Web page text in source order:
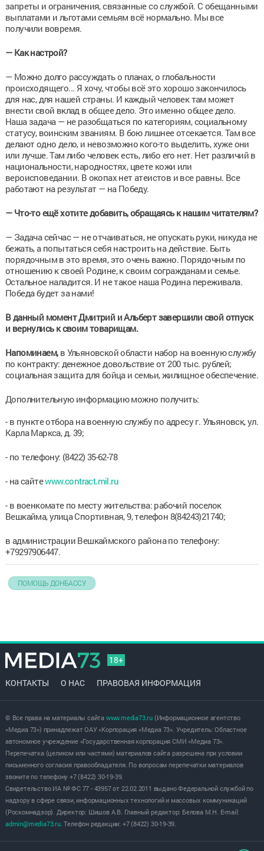
запреты и ограничения, связанные со службой. С обещанными
выплатами и льготами семьям всё нормально. Мы все
получили вовремя.
— Как настрой?
— Можно долго рассуждать о планах, о глобальности
происходящего... Я хочу, чтобы всё это хорошо закончилось
для нас, для нашей страны. И каждый человек там может
внести свой вклад в общее дело. Это именно общее дело.
Наша задача — не разобщаться по категориям, социальному
статусу, воинским званиям. В бою лишнее отсекается. Там все
делают одно дело, и невозможно кого-то выделить, хуже они
или лучше. Там либо человек есть, либо его нет. Нет различий в
национальности, народностях, цвете кожи или
вероисповедании. В окопах нет атеистов и все равны. Все
работают на результат — на Победу.
— Что-то ещё хотите добавить, обращаясь к нашим читателям?
— Задача сейчас — не отчаиваться, не опускать руки, никуда не
бежать, а попытаться себя настроить на действие. Быть
порядочным в это время, это очень важно. Порядочным по
отношению к своей Родине, к своим согражданам и семье.
Остальное наладится. И не такое наша Родина переживала.
Победа будет за нами!
В данный момент Дмитрий и Альберт завершили свой отпуск
и вернулись к своим товарищам.
Напоминаем,в Ульяновской области набор на военную службу
по контракту: денежное довольствие от 200 тыс. рублей;
социальная защита для бойца и семьи, жилищное обеспечение.
Дополнительную информацию можно получить:
- в пункте отбора на военную службу по адресу г. Ульяновск, ул.
Карла Маркса, д. 39;
- по телефону: (8422) 35-62-78
- на сайтеwww.contract.mil.ru
- в военкомате по месту жительства: рабочий поселок
Вешкайма, улица Спортивная, 9, телефон 8(84243)21740;
в администрации Вешкаймского района по телефону:
+79297906447.
ПОМОЩЬ ДОНБАССУ
18+
КОНТАКТЫ О НАС ПРАВОВАЯ ИНФОРМАЦИЯ
© Все права на материалы сайта www.media73.ru(Информационное агентство
«Медиа 73») принадлежат ОАУ «Корпорация «Медиа 73». Учредитель: Областное
автономное учреждение «Государственная корпорация СМИ «Медиа 73».
Перепечатка (целиком или частями) материалов сайта разрешена при условии
письменного согласия правообладателя. По вопросам перепечатки материалов
звоните по телефону +7 (8422) 30-19-39.
Свидетельство ИА № ФС 77 - 43957 от 22.02.2011 выдано Федеральной службой по
надзору в сфере связи, информационных технологий и массовых коммуникаций
(Роскомнадзор). Директор: Шишов А.В. Главный редактор: Белова М.Н. E-mail:
admin@media73.ru. Телефон редакции: +7 (8422) 30-19-39.